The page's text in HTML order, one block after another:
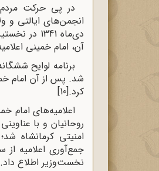
انجمن‌های ایالتی و
دی‌ماه 1341 در نخستین جلسه «کنگره ملی دهقانان» اعلام کرد که قصد اجرای یک رفراندوم را دارد.
آن، امام خمینی
کرد.[10]
اعلامیه‌های امام
روحانیان و با
امنیتی کرمانشاه
جمع‌آوری اعلامیه
نخست‌وزیر اطلاع داد.